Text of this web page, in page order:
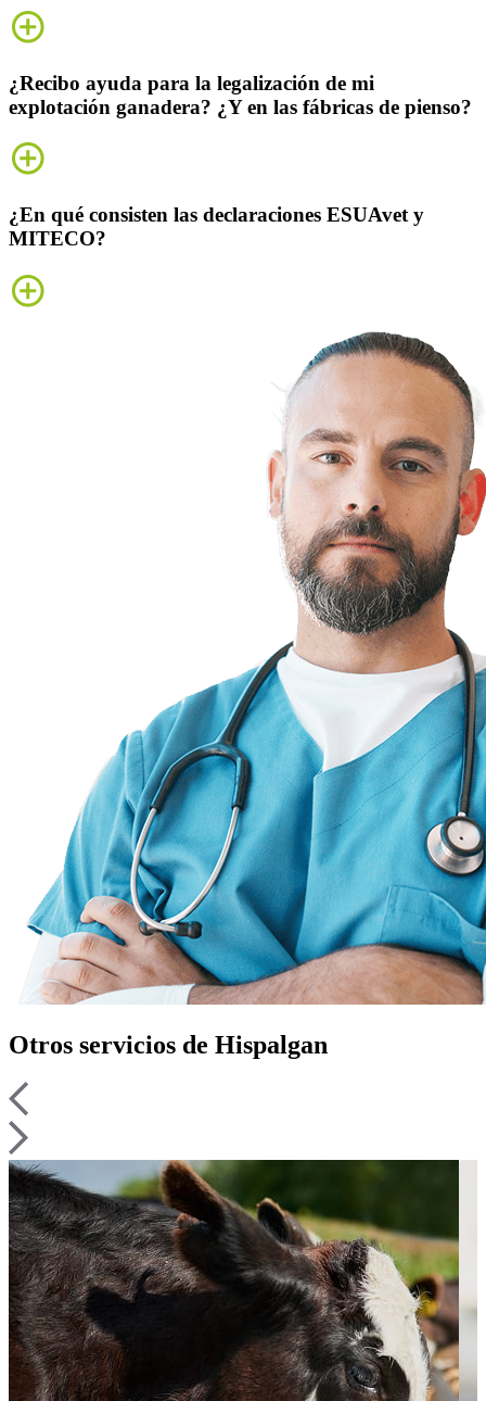
¿Recibo ayuda para la legalización de mi
explotación ganadera? ¿Y en las fábricas de pienso?
¿En qué consisten las declaraciones ESUAvet y
MITECO?
Otros servicios de Hispalgan